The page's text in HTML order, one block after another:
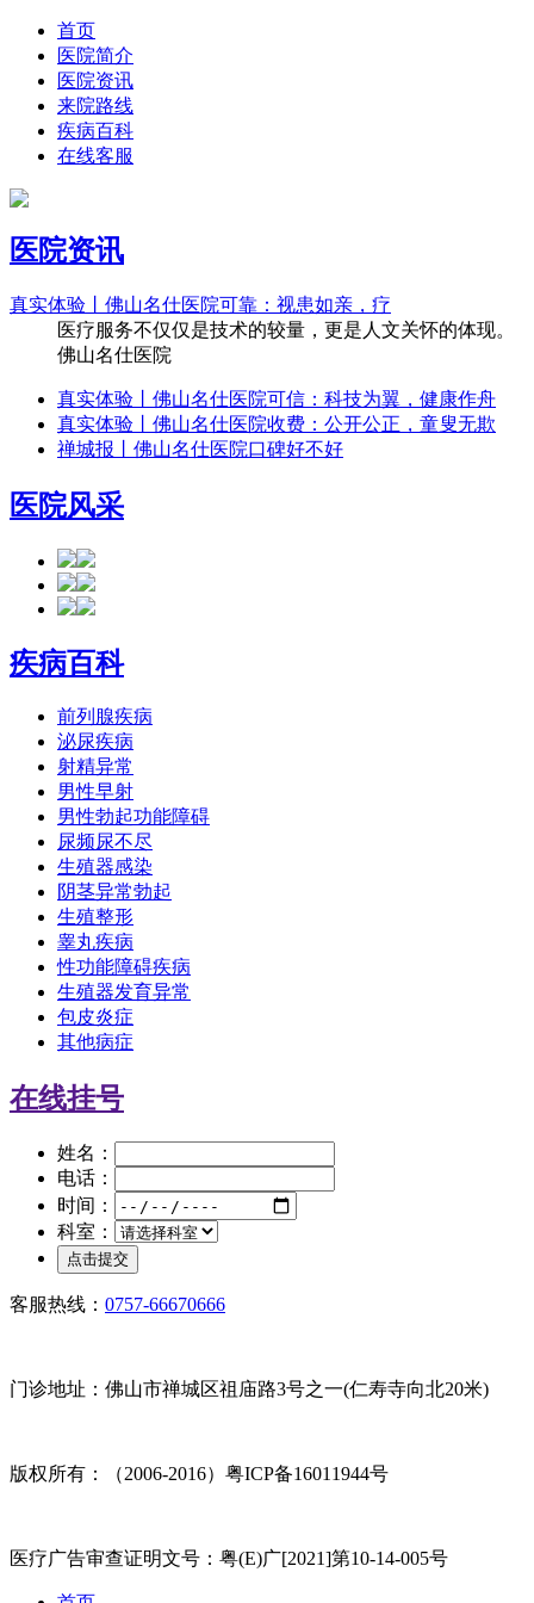
首页
医院简介
医院资讯
来院路线
疾病百科
在线客服
医院资讯
真实体验丨佛山名仕医院可靠：视患如亲，疗
医疗服务不仅仅是技术的较量，更是人文关怀的体现。
佛山名仕医院
真实体验丨佛山名仕医院可信：科技为翼，健康作舟
真实体验丨佛山名仕医院收费：公开公正，童叟无欺
禅城报丨佛山名仕医院口碑好不好
医院风采
疾病百科
前列腺疾病
泌尿疾病
射精异常
男性早射
男性勃起功能障碍
尿频尿不尽
生殖器感染
阴茎异常勃起
生殖整形
睾丸疾病
性功能障碍疾病
生殖器发育异常
包皮炎症
其他病症
在线挂号
姓名：
电话：
时间：
科室：
客服热线： 0757-66670666
门诊地址：佛山市禅城区祖庙路3号之一(仁寿寺向北20米)
版权所有：（2006-2016）粤ICP备16011944号
医疗广告审查证明文号：粤(E)广[2021]第10-14-005号